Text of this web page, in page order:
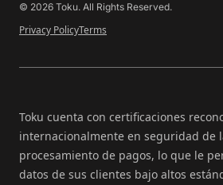
© 2026 Toku. All Rights Reserved.
Privacy PolicyTerms
Toku cuenta con certificaciones
internacionalmente en seguridad de
procesamiento de pagos, lo que le
datos de sus clientes bajo altos